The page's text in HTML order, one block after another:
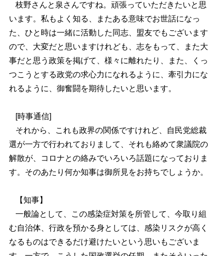
枝野さんと泉さんですね。頑張っていただきたいと思
います。私もよく知る、またある意味でお世話になっ
た、ひと時は一緒に活動した同志、盟友でもございます
ので、大変だと思いますけれども、志をもって、また大
事だと思う政策を掲げて、様々に離れたり、また、くっ
つこうとする政党の求心力になれるように、牽引力にな
れるように、御奮闘を期待したいと思います。
[時事通信]
それから、これも政界の関係ですけれど、自民党総裁
選が一方で行われておりまして、それも絡めて衆議院の
解散が、コロナとの絡みでいろいろ話題になっておりま
す。そのあたり何か知事は御所見をお持ちでしょうか。
【知事】
一般論として、この感染症対策を所管して、今取り組
む自治体、行政を預かる身としては、感染リスクが高く
なるものはできるだけ避けたいという思いもございま